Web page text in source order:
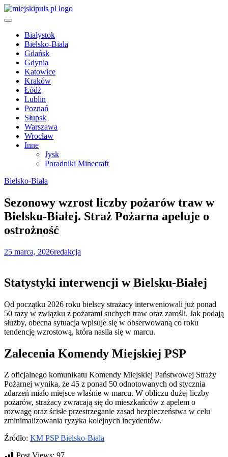
Skip
to
Białystok
Bielsko-Biała
Gdańsk
Gdynia
Katowice
Kraków
Łódź
Lublin
Poznań
Słupsk
Warszawa
Wrocław
Inne
Jysk
Poradniki Minecraft
Bielsko-Biała
Sezonowy wzrost liczby pożarów traw w
Bielsku-Białej. Straż Pożarna apeluje o
ostrożność
25 marca, 2026redakcja
Statystyki interwencji w Bielsku-Białej
Od początku 2026 roku bielscy strażacy interweniowali już ponad
50 razy w związku z pożarami suchych traw oraz zarośli. Jak podają
służby, obecna sytuacja wpisuje się w obserwowaną co roku
tendencję wzrostową, która nasila się w marcu.
Zalecenia Komendy Miejskiej PSP
Z oficjalnego komunikatu Komendy Miejskiej Państwowej Straży
Pożarnej wynika, że 45 z ponad 50 odnotowanych od stycznia
zdarzeń miało miejsce właśnie w marcu. W obliczu dużej liczby
pożarów, strażacy zwracają się do mieszkańców z apelem o
rozwagę oraz ścisłe przestrzeganie zasad bezpieczeństwa w celu
zminimalizowania ryzyka kolejnych incydentów.
Źródło: KM PSP Bielsko-Biala
Konieczne
opcjonalne. Są
do
funkcjonowania
strony
internetowej.
Abyśmy mogli
poprawić
funkcjonalność
i strukturę
strony
internetowej,
tego, jak
używana.